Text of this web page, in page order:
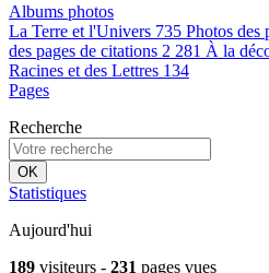
Albums photos
La Terre et l'Univers 735 Photos des
des pages de citations 2 281 À la
Racines et des Lettres 134
Pages
Recherche
OK
Statistiques
Aujourd'hui
189 visiteurs - 231 pages vues